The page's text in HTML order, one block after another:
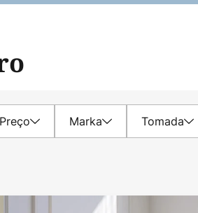
Preço Marka Tomada